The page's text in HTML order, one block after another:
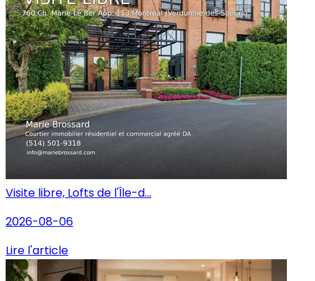
Visite libre, Lofts de l'Île-d...
2026-08-06
Lire l'article